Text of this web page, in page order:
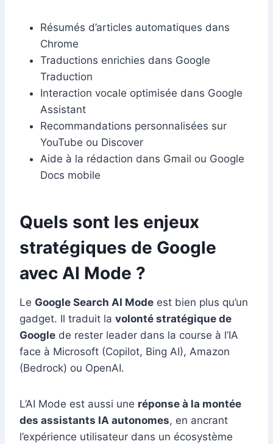
Résumés d’articles automatiques dans
Chrome
Traductions enrichies dans Google
Traduction
Interaction vocale optimisée dans Google
Assistant
Recommandations personnalisées sur
YouTube ou Discover
Aide à la rédaction dans Gmail ou Google
Docs mobile
Quels sont les enjeux
stratégiques de Google
avec AI Mode ?
Le Google Search AI Mode est bien plus qu’un
gadget. Il traduit la volonté stratégique de
Google de rester leader dans la course à l’IA
face à Microsoft (Copilot, Bing AI), Amazon
(Bedrock) ou OpenAI.
L’AI Mode est aussi une réponse à la montée
des assistants IA autonomes, en ancrant
l’expérience utilisateur dans un écosystème